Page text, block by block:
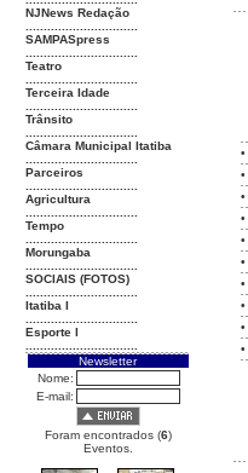
NJNews Redação
SAMPASpress
Teatro
Terceira Idade
Trânsito
Câmara Municipal Itatiba
Parceiros
Agricultura
Tempo
Morungaba
SOCIAIS (FOTOS)
Itatiba I
Esporte I
Newsletter
Nome:
E-mail:
Foram encontrados (6)
Eventos.
•
•
•
•
•
•
•
•
•
•